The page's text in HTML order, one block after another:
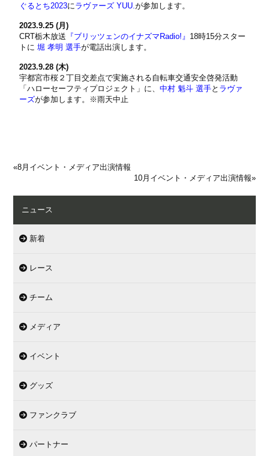
ぐるとち2023にラヴァーズ YUU.が参加します。
2023.9.25 (月)
CRT栃木放送 『ブリッツェンのイナズマRadio!』 18時15分スター
トに堀 孝明 選手が電話出演します。
2023.9.28 (木)
宇都宮市桜２丁目交差点で実施される自転車交通安全啓発活動
「ハローセーフティプロジェクト」に、中村 魁斗 選手と ラヴァ
ーズが参加します。※雨天中止
«8月イベント・メディア出演情報
10月イベント・メディア出演情報»
ニュース
新着
レース
チーム
メディア
イベント
グッズ
ファンクラブ
パートナー